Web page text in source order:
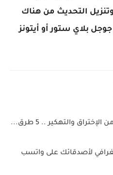
التحديث من هناك
بلاي ستور أو أيتونز
والتهكير .. 5 طرق...
لأصدقائك على واتسب